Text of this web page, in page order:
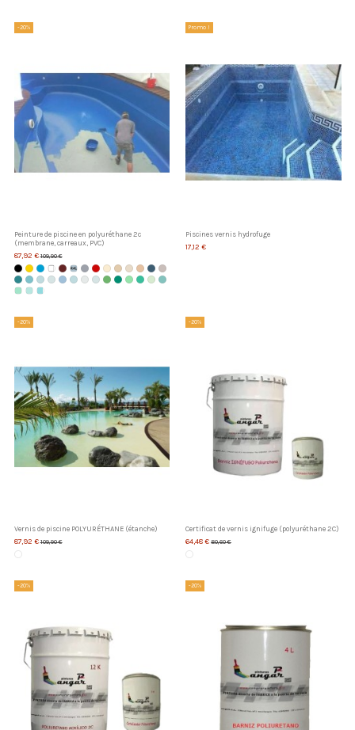
-20%
Peinture de piscine en polyuréthane 2c
(membrane, carreaux, PVC)
87,92 €109,90 €
Promo !
Piscines vernis hydrofuge
17,12 €
-20%
Vernis de piscine POLYURÉTHANE (étanche)
87,92 €109,90 €
-20%
Certificat de vernis ignifuge (polyuréthane 2C)
64,48 € 80,60 €
-20% -20%